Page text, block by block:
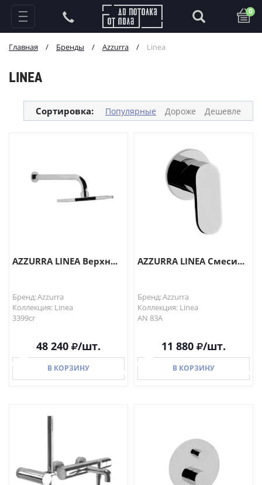
0
Главная / Бренды / Azzurra / Linea
LINEA
Сортировка: Популярные Дороже Дешевле
AZZURRA LINEA Верхн...
Бренд: Azzurra
Коллекция: Linea
3399cr
48 240 /шт.
В КОРЗИНУ
В КОРЗИНУ
AZZURRA LINEA Смеси...
Бренд: Azzurra
Коллекция: Linea
AN 83A
11 880 /шт.
В КОРЗИНУ